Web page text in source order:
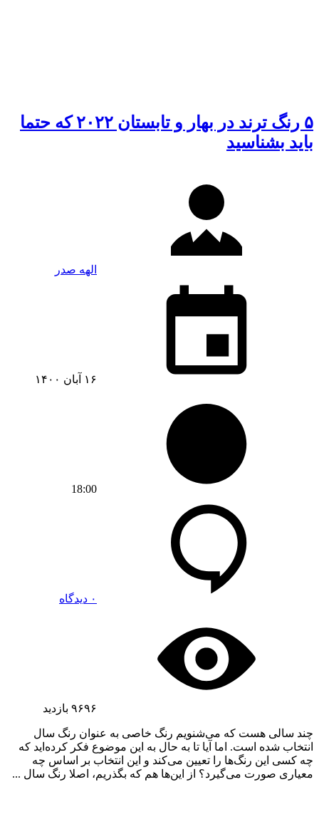
۵ رنگ‌ ترند در بهار و تابستان ۲۰۲۲ که حتما
باید بشناسید
الهه صدر
۱۶ آبان ۱۴۰۰
18:00
۰ دیدگاه
۹۶۹۶ بازدید
چند سالی هست که می‌شنویم رنگ خاصی به عنوان رنگ سال
انتخاب شده است. اما آیا تا به حال به این موضوع فکر کرده‌اید که
چه کسی این رنگ‌ها را تعیین می‌کند و این انتخاب بر اساس چه
معیاری صورت می‌گیرد؟ از این‌ها هم که بگذریم، اصلا رنگ سال ...